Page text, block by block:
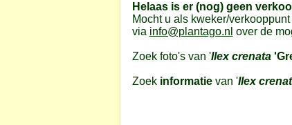
Helaas is er (nog) geen
Mocht u als kweker/
via info@plantago.nl over de
Zoek foto's van 'Ilex crenata
Zoek informatievan 'Ilex